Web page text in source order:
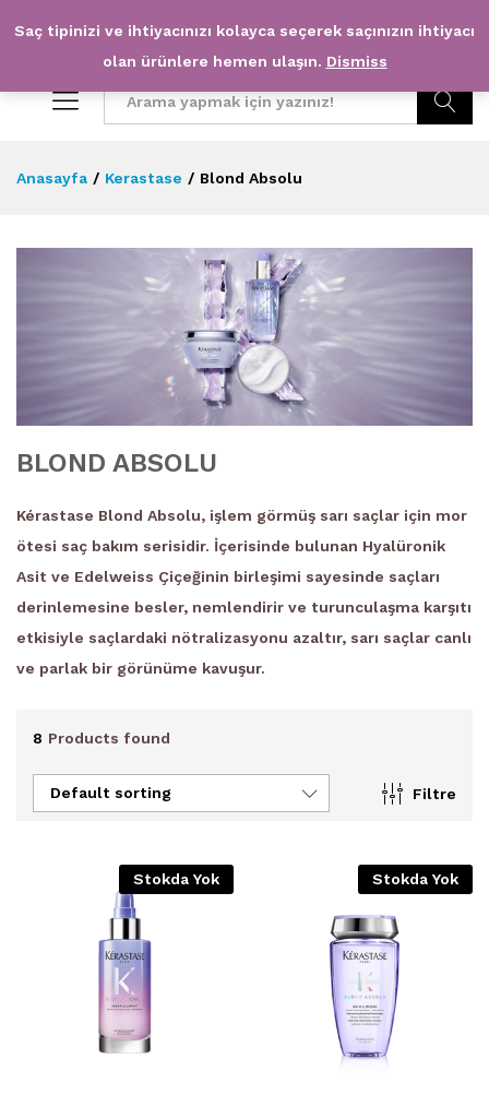
Anasayfa / Kerastase / Blond Absolu
BLOND ABSOLU
Kérastase Blond Absolu, işlem görmüş sarı saçlar için mor
ötesi saç bakım serisidir. İçerisinde bulunan Hyalüronik
Asit ve Edelweiss Çiçeğinin birleşimi sayesinde saçları
derinlemesine besler, nemlendirir ve turunculaşma karşıtı
etkisiyle saçlardaki nötralizasyonu azaltır, sarı saçlar canlı
ve parlak bir görünüme kavuşur.
8 Products found
Filtre
Default sorting
Stokda Yok Stokda Yok
Saç tipinizi ve ihtiyacınızı kolayca seçerek saçınızın ihtiyacı
olan ürünlere hemen ulaşın. Dismiss